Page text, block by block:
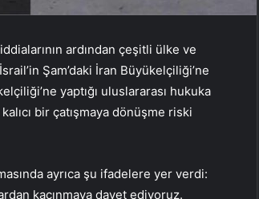
ardından çeşitli ülke ve
Şam’daki İran Büyükelçiliği’ne
yaptığı uluslararası hukuka
bir çatışmaya dönüşme riski
ayrıca şu ifadelere yer verdi:
kaçınmaya davet ediyoruz.